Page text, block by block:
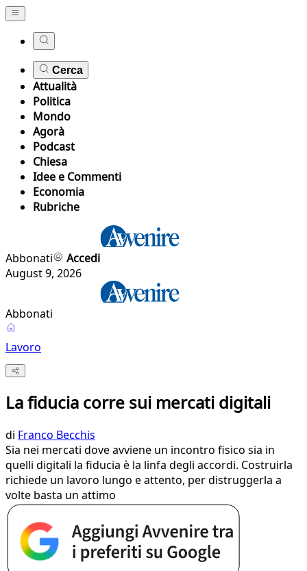
Cerca
Attualità
Politica
Mondo
Agorà
Podcast
Chiesa
Idee e Commenti
Economia
Rubriche
Abbonati
Accedi
August 9, 2026
Abbonati
Lavoro
La fiducia corre sui mercati digitali
di Franco Becchis
Sia nei mercati dove avviene un incontro fisico sia in
quelli digitali la fiducia è la linfa degli accordi. Costruirla
richiede un lavoro lungo e attento, per distruggerla a
volte basta un attimo